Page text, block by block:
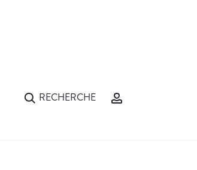
RECHERCHE